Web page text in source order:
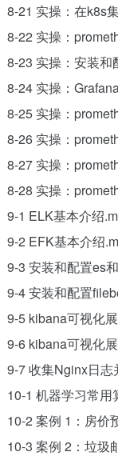
8-21 实操：在k8s
8-22 实操：
8-23 实操：安装和
8-24 实操：
8-25 实操：
8-26 实操：
8-27 实操：
8-28 实操：
9-1 ELK基本介绍
9-2 EFK基本介绍
9-3 安装和配置es
9-4 安装和配置
9-5 kibana可视化
9-6 kibana可视化
9-7 收集Nginx日
10-1 机器学习常用
10-2 案例 1：房价
10-3 案例 2：垃圾